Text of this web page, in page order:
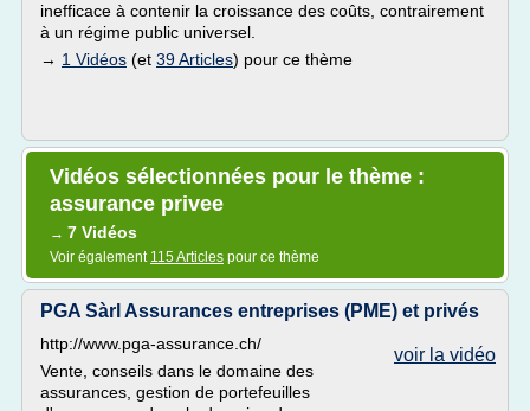
inefficace à contenir la croissance des coûts, contrairement
à un régime public universel.
→ 1 Vidéos (et 39 Articles) pour ce thème
Vidéos sélectionnées pour le thème :
assurance privee
→ 7 Vidéos
Voir également 115 Articles pour ce thème
PGA Sàrl Assurances entreprises (PME) et privés
voir la vidéo
http://www.pga-assurance.ch/
Vente, conseils dans le domaine des
assurances, gestion de portefeuilles